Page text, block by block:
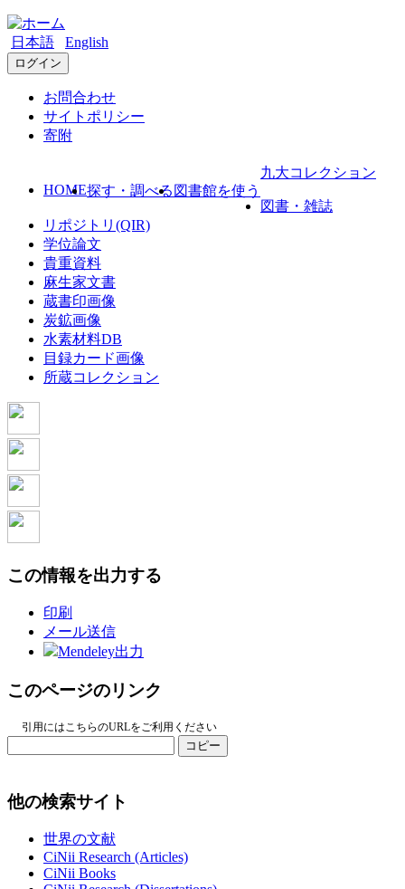
日本語 English
ログイン
お問合わせ
サイトポリシー
寄附
HOME探す・調べる 図書館を使う
九大コレクション
図書・雑誌
リポジトリ(QIR)
学位論文
貴重資料
麻生家文書
蔵書印画像
炭鉱画像
水素材料DB
目録カード画像
所蔵コレクション
この情報を出力する
印刷
メール送信
Mendeley出力
このページのリンク
引用にはこちらのURLをご利用ください
コピー
他の検索サイト
世界の文献
CiNii Research (Articles)
CiNii Books